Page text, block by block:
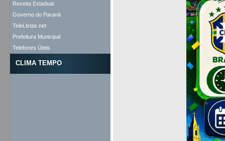
Receita Estadual
Governo do Paraná
TeleListas.net
Prefeitura Municipal
Telefones Úteis
CLIMA TEMPO